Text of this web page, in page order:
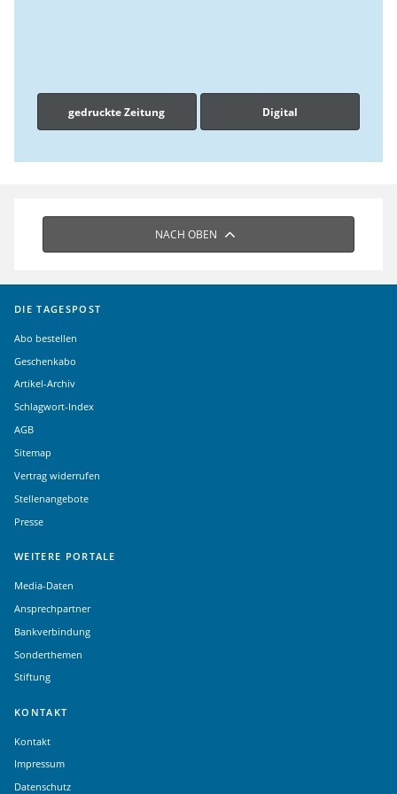
gedruckte Zeitung Digital
NACH OBEN
DIE TAGESPOST
Abo bestellen
Geschenkabo
Artikel-Archiv
Schlagwort-Index
AGB
Sitemap
Vertrag widerrufen
Stellenangebote
Presse
WEITERE PORTALE
Media-Daten
Ansprechpartner
Bankverbindung
Sonderthemen
Stiftung
KONTAKT
Kontakt
Impressum
Datenschutz